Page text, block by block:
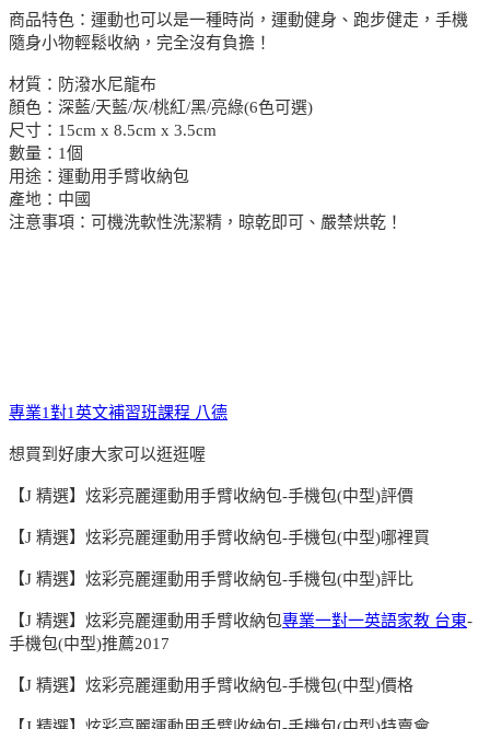
商品特色：運動也可以是一種時尚，運動健身、跑步健走，手機
隨身小物輕鬆收納，完全沒有負擔！
材質：防潑水尼龍布
顏色：深藍/天藍/灰/桃紅/黑/亮綠(6色可選)
尺寸：15cm x 8.5cm x 3.5cm
數量：1個
用途：運動用手臂收納包
產地：中國
注意事項：可機洗軟性洗潔精，晾乾即可、嚴禁烘乾！
專業1對1英文補習班課程 八德
想買到好康大家可以逛逛喔
【J 精選】炫彩亮麗運動用手臂收納包-手機包(中型)評價
【J 精選】炫彩亮麗運動用手臂收納包-手機包(中型)哪裡買
【J 精選】炫彩亮麗運動用手臂收納包-手機包(中型)評比
【J 精選】炫彩亮麗運動用手臂收納包專業一對一英語家教 台東-
手機包(中型)推薦2017
【J 精選】炫彩亮麗運動用手臂收納包-手機包(中型)價格